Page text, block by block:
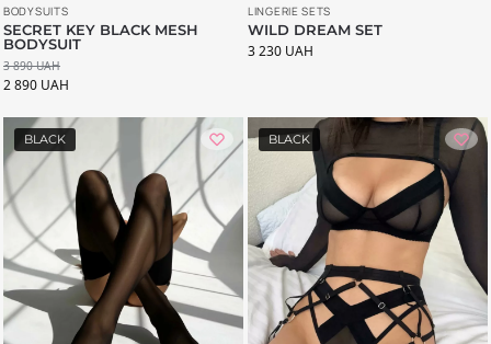
BODYSUITS
SECRET KEY BLACK MESH
BODYSUIT
3 890UAH
2 890 UAH
LINGERIE SETS
WILD DREAM SET
3 230 UAH
BLACK BLACK